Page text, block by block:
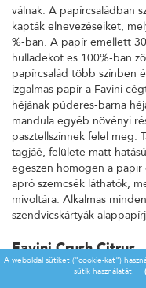
válnak. A papírcsaládban
kapták elnevezéseiket,
%-ban. A papír emellett
hulladékot és 100%-ban
papírcsalád több színben
izgalmas papír a Favini
héjának púderes-barna
mandula egyéb növényi
pasztellszínnek felel meg.
tagjáé, felülete matt
egészen homogén a papír
apró szemcsék láthatók,
mivoltára. Alkalmas
szendvicskártyák
Favini Crush Citrus
Favini Crush - 250g/350g
papírcsalád, melynél
A weboldal sütiket ("cookie-kat")
sütik használatát.